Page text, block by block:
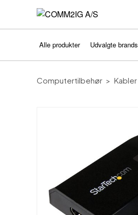
Alle produkter Udvalgte brands
Computertilbehør Kabler